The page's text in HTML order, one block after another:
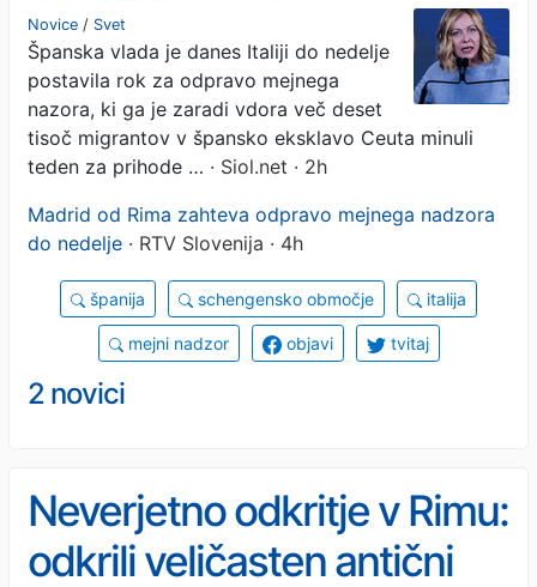
Novice / Svet
Španska vlada je danes Italiji do nedelje
postavila rok za odpravo mejnega
nazora, ki ga je zaradi vdora več deset
tisoč migrantov v špansko eksklavo Ceuta minuli
teden za prihode … · Siol.net · 2h
Madrid od Rima zahteva odpravo mejnega nadzora
do nedelje · RTV Slovenija · 4h
španija schengensko območje italija
mejni nadzor objavi tvitaj
2 novici
Neverjetno odkritje v Rimu:
odkrili veličasten antični